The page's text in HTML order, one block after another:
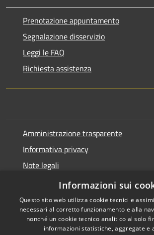
Prenotazione appuntamento
Segnalazione disservizio
Leggi le FAQ
Richiesta assistenza
Amministrazione trasparente
Informativa privacy
Note legali
Dichiarazione di accessibilità
Copyright
Informazioni sui
Questo sito web utilizza cookie tecnici e
necessari al corretto funzionamento e alla
nonché un cookie tecnico analitico al solo
informazioni statistiche, aggregate e